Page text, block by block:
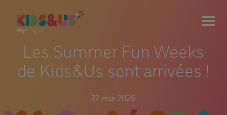
Les Summer Fun Weeks
de Kids&Us sont arrivées !
22 mai 2026